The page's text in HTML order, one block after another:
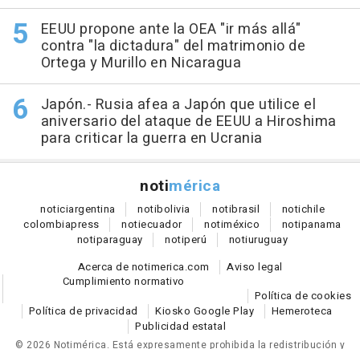
EEUU propone ante la OEA "ir más allá"
contra "la dictadura" del matrimonio de
Ortega y Murillo en Nicaragua
Japón.- Rusia afea a Japón que utilice el
aniversario del ataque de EEUU a Hiroshima
para criticar la guerra en Ucrania
notimérica
noticiargentina notibolivia notibrasil notichile
colombiapress notiecuador notiméxico notipanama
notiparaguay notiperú notiuruguay
Acerca de notimerica.com
Aviso legal
Cumplimiento normativo
Política de cookies
Política de privacidad
Kiosko Google Play
Hemeroteca
Publicidad estatal
© 2026 Notimérica. Está expresamente prohibida la redistribución y